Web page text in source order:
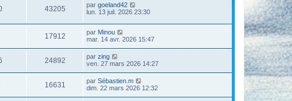
43205 par goeland42
lun. 13 juil. 2026 23:30
17912 par Minou
mar. 14 avr. 2026 15:47
24892 par zing
ven. 27 mars 2026 14:27
16631 par Sébastien.m
dim. 22 mars 2026 12:32